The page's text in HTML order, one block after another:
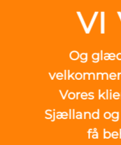
VI
Og
Vores
Sjælland
få